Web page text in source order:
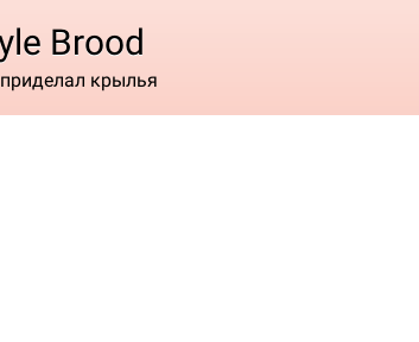
Brood
крылья